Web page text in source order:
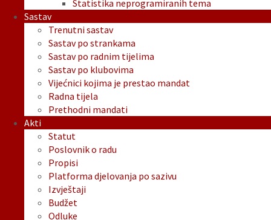
Statistika neprogramiranih tema
Sastav
Trenutni sastav
Sastav po strankama
Sastav po radnim tijelima
Sastav po klubovima
Vijećnici kojima je prestao mandat
Radna tijela
Prethodni mandati
Akti
Statut
Poslovnik o radu
Propisi
Platforma djelovanja po sazivu
Izvještaji
Budžet
Odluke